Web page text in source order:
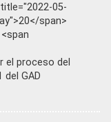
05-
span>
el proceso del
GAD